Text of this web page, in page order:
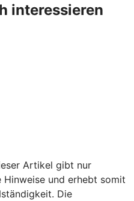
interessieren
Artikel gibt nur
und erhebt somit
Die